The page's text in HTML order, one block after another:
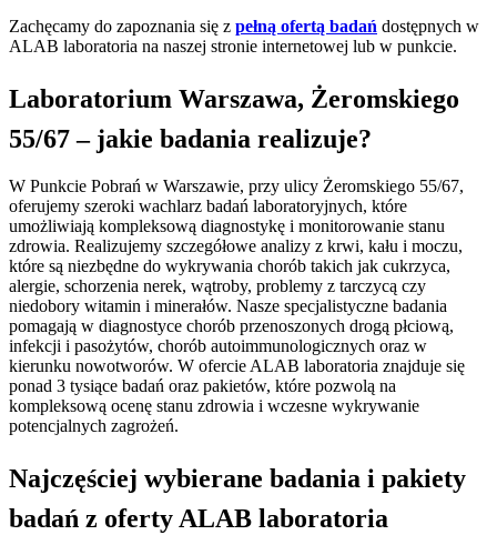
Zachęcamy do zapoznania się z pełną ofertą badań dostępnych w
ALAB laboratoria na naszej stronie internetowej lub w punkcie.
Laboratorium Warszawa, Żeromskiego
55/67 – jakie badania realizuje?
W Punkcie Pobrań w Warszawie, przy ulicy Żeromskiego 55/67,
oferujemy szeroki wachlarz badań laboratoryjnych, które
umożliwiają kompleksową diagnostykę i monitorowanie stanu
zdrowia. Realizujemy szczegółowe analizy z krwi, kału i moczu,
które są niezbędne do wykrywania chorób takich jak cukrzyca,
alergie, schorzenia nerek, wątroby, problemy z tarczycą czy
niedobory witamin i minerałów. Nasze specjalistyczne badania
pomagają w diagnostyce chorób przenoszonych drogą płciową,
infekcji i pasożytów, chorób autoimmunologicznych oraz w
kierunku nowotworów. W ofercie ALAB laboratoria znajduje się
ponad 3 tysiące badań oraz pakietów, które pozwolą na
kompleksową ocenę stanu zdrowia i wczesne wykrywanie
potencjalnych zagrożeń.
Najczęściej wybierane badania i pakiety
badań z oferty ALAB laboratoria